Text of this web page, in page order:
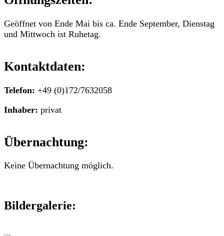
Geöffnet von Ende Mai bis ca. Ende September, Dienstag
und Mittwoch ist Ruhetag.
Kontaktdaten:
Telefon: +49 (0)172/7632058
Inhaber: privat
Übernachtung:
Keine Übernachtung möglich.
Bildergalerie: